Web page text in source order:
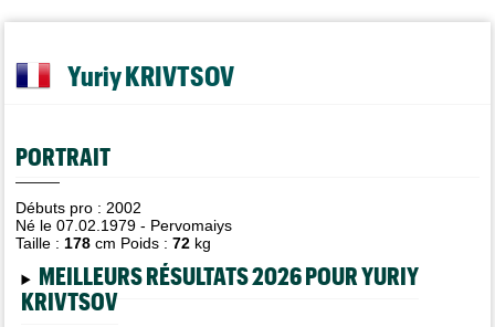
Yuriy KRIVTSOV
PORTRAIT
Débuts pro : 2002
Né le 07.02.1979 - Pervomaiys
Taille : 178 cm Poids :72 kg
MEILLEURS RÉSULTATS 2026 POUR YURIY
KRIVTSOV